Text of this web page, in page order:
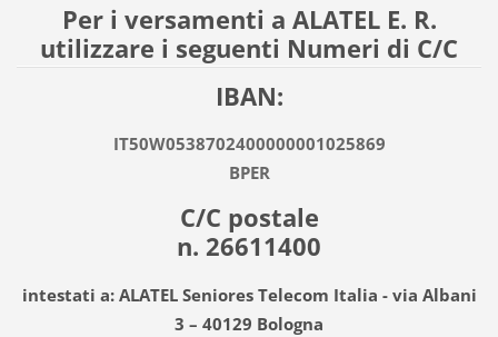
Per i versamenti a ALATEL E. R.
utilizzare i seguenti Numeri di C/C
IBAN:
IT50W0538702400000001025869
BPER
C/C postale
n. 26611400
intestati a: ALATEL Seniores Telecom Italia - via Albani
3 – 40129 Bologna